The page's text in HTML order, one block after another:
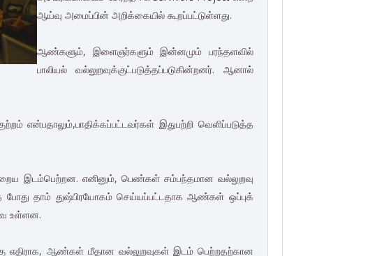
ஆய்வு அமைப்பின் அறிக்கையில் கூறப்பட்டுள்ளது.
ஆண்களும், இளைஞர்களும் இன்னமும் பரந்தளவில்
பாலியல் வல்லுறவுக்குட்படுத்தப்படுகின்றனர். ஆனால்
என்பதாலும்,பாதிக்கப்பட்டவர்கள் இதுபற்றி வெளிப்படுத்த
இடம்பெற்றன. எனினும், பெண்கள் சம்பந்தமான வல்லுறவு
போது தாம் துஷ்பிரயோகம் செய்யப்பட்டதாக ஆண்கள் ஒப்புக்
உள்ளன.
எதிராக, ஆண்கள் மீதான வல்லுறவுகள் இடம் பெற்றதற்கான